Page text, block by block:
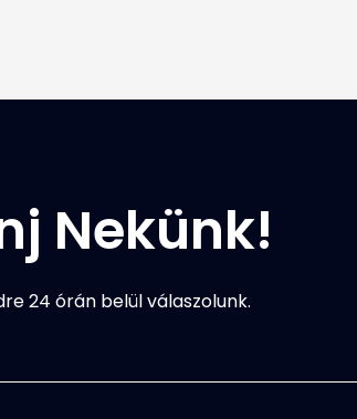
Nekünk!
24 órán belül válaszolunk.